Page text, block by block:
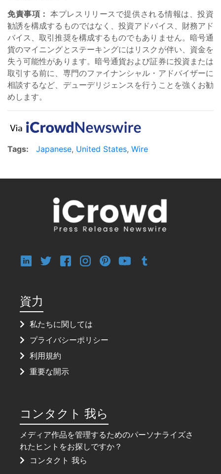
免責事項：本プレスリリースで提供される情報は、投資
勧誘を構成するものではなく、投資アドバイス、財務アド
バイス、取引推奨を構成するものでもありません。暗号通
貨のマイニングとステーキングにはリスクが伴い、資金を
失う可能性があります。暗号通貨および証券に投資または
取引する前に、専門のファイナンシャル・アドバイザーに
相談するなど、デューデリジェンスを行うことを強くお勧
めします。
Tags: Japanese, United States, Wire
資力
私たちに関しては
プライバシーポリシー
利用規約
重要な開示
コンタクト 我ら
メディア作品を管理するためのパーソナライズさ
れたヒントをお探しですか？
コンタクト 我ら